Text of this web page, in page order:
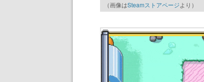
（画像はSteamストアページより）